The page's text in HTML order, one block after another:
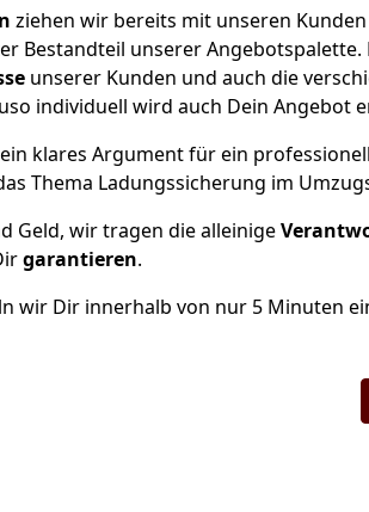
ziehen wir bereits mit unseren
Bestandteil unserer
unserer Kunden und auch die
individuell wird auch Dein Angebot
klares Argument für ein
Thema Ladungssicherung im
Geld, wir tragen die alleinige
garantieren.
wir Dir innerhalb von nur 5 Minuten